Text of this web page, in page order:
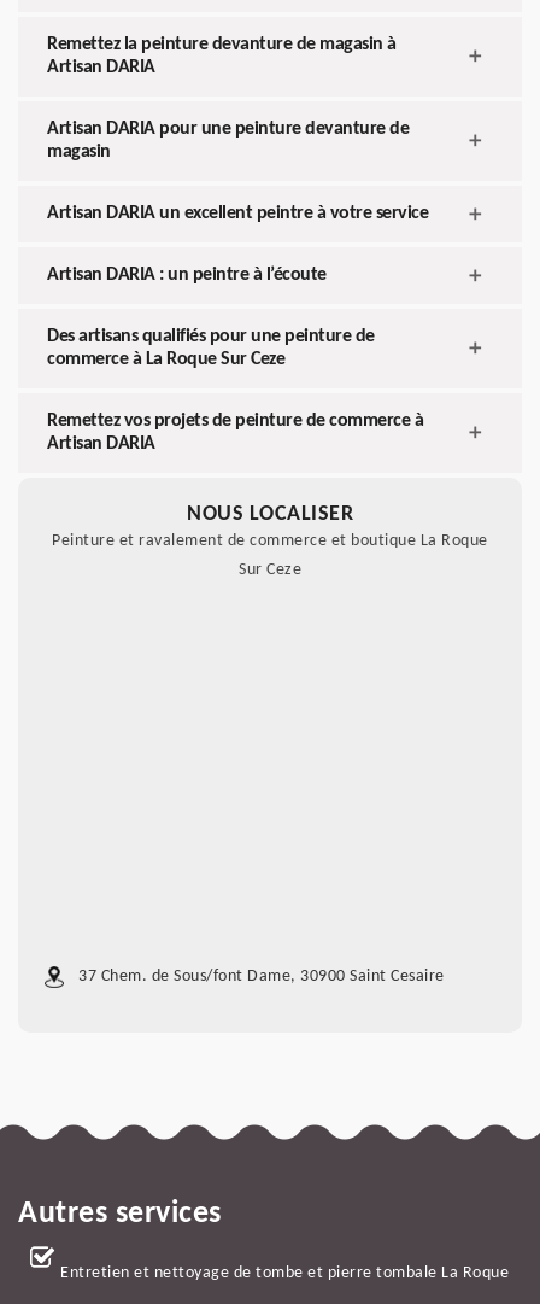
Remettez la peinture devanture de magasin à
Artisan DARIA
Artisan DARIA pour une peinture devanture de
magasin
Artisan DARIA un excellent peintre à votre service
Artisan DARIA : un peintre à l’écoute
Des artisans qualifiés pour une peinture de
commerce à La Roque Sur Ceze
Remettez vos projets de peinture de commerce à
Artisan DARIA
NOUS LOCALISER
Peinture et ravalement de commerce et boutique La Roque
Sur Ceze
37 Chem. de Sous/font Dame, 30900 Saint Cesaire
Autres services
Entretien et nettoyage de tombe et pierre tombale La Roque